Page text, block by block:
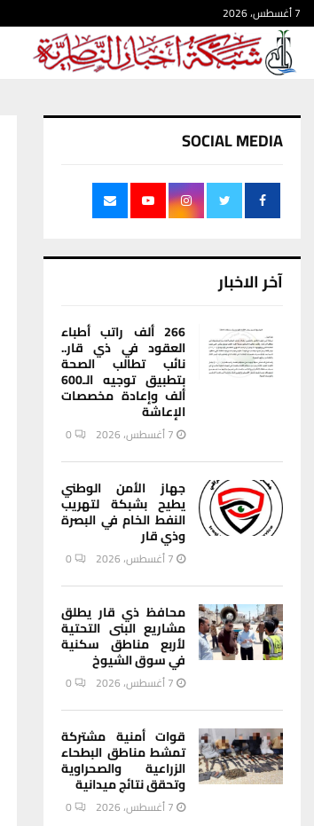
7 أغسطس، 2026
SOCIAL MEDIA
آخر الاخبار
266 ألف راتب أطباء
العقود في ذي قار..
نائب تطالب الصحة
بتطبيق توجيه الـ600
ألف وإعادة مخصصات
الإعاشة
7 أغسطس، 2026 0
جهاز الأمن الوطني
يطيح بشبكة لتهريب
النفط الخام في البصرة
وذي قار
7 أغسطس، 2026 0
محافظ ذي قار يطلق
مشاريع البنى التحتية
لأربع مناطق سكنية
في سوق الشيوخ
7 أغسطس، 2026 0
قوات أمنية مشتركة
تمشط مناطق البطحاء
الزراعية والصحراوية
وتحقق نتائج ميدانية
7 أغسطس، 2026 0